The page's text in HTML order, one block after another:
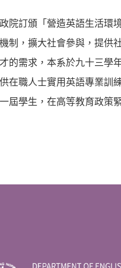
訂頒「營造英語生活環境
制，擴大社會參與，提供
的需求，本系於九十三學
在職人士實用英語專業訓
屆學生，在高等教育政策